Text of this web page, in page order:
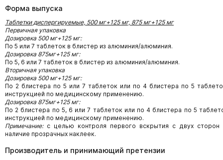
Форма выпуска
Таблетки диспергируемые, 500 мг+125 мг, 875 мг+125 мг
Первичная упаковка
Дозировка 500 мг+125 мг:
По 5 или 7 таблеток в блистер из алюминия/алюминия.
Дозировка 875мг+125 мг:
По 5, 6 или 7 таблеток в блистер из алюминия/алюминия.
Вторичная упаковка
Дозировка 500 мг+125 мг:
По 2 блистера по 5 или 7 таблеток или по 4 блистера по 5
инструкцией по медицинскому применению.
Дозировка 875мг+125 мг:
По 2 блистера по 5, 6 или 7 таблеток или по 4 блистера по 5
инструкцией по медицинскому применению.
Примечание:с целью контроля первого вскрытия с двух сторон
наличие прозрачных наклеек.
Производитель и принимающий претензии